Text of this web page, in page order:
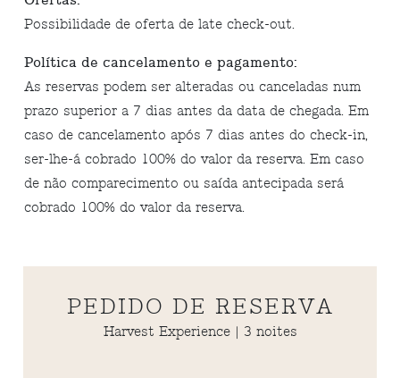
Possibilidade de oferta de late check-out.
Política de cancelamento e pagamento:
As reservas podem ser alteradas ou canceladas num
prazo superior a 7 dias antes da data de chegada. Em
caso de cancelamento após 7 dias antes do check-in,
ser-lhe-á cobrado 100% do valor da reserva. Em caso
de não comparecimento ou saída antecipada será
cobrado 100% do valor da reserva.
PEDIDO DE RESERVA
Harvest Experience | 3 noites